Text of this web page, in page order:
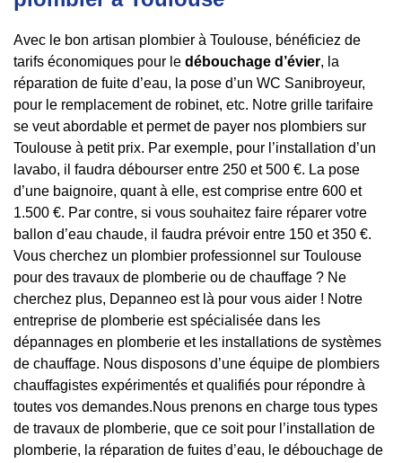
Avec le bon artisan plombier à Toulouse, bénéficiez de
tarifs économiques pour le débouchage d’évier, la
réparation de fuite d’eau, la pose d’un WC Sanibroyeur,
pour le remplacement de robinet, etc. Notre grille tarifaire
se veut abordable et permet de payer nos plombiers sur
Toulouse à petit prix. Par exemple, pour l’installation d’un
lavabo, il faudra débourser entre 250 et 500 €. La pose
d’une baignoire, quant à elle, est comprise entre 600 et
1.500 €. Par contre, si vous souhaitez faire réparer votre
ballon d’eau chaude, il faudra prévoir entre 150 et 350 €.
Vous cherchez un plombier professionnel sur Toulouse
pour des travaux de plomberie ou de chauffage ? Ne
cherchez plus, Depanneo est là pour vous aider ! Notre
entreprise de plomberie est spécialisée dans les
dépannages en plomberie et les installations de systèmes
de chauffage. Nous disposons d’une équipe de plombiers
chauffagistes expérimentés et qualifiés pour répondre à
toutes vos demandes.Nous prenons en charge tous types
de travaux de plomberie, que ce soit pour l’installation de
plomberie, la réparation de fuites d’eau, le débouchage de